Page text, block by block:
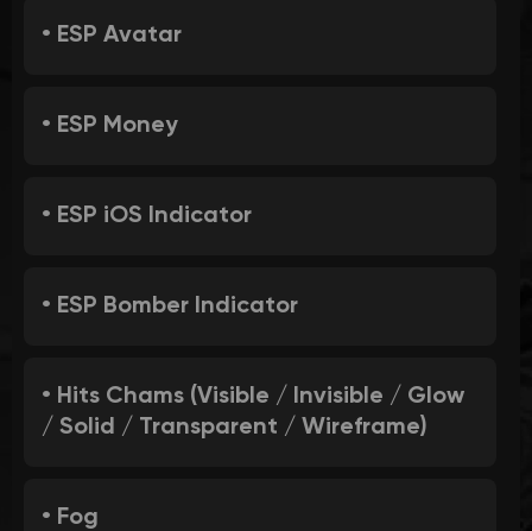
• ESP Avatar
• ESP Money
• ESP iOS Indicator
• ESP Bomber Indicator
• Hits Chams (Visible / Invisible / Glow
/ Solid / Transparent / Wireframe)
• Fog